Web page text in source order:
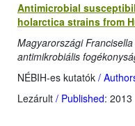
Antimicrobial
holarctica strains from
Magyarországi
antimikrobiális
NÉBIH-es kutatók /
Lezárult / Published: 2013